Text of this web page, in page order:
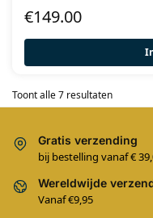
€149.00
Toont alle 7 resultaten
Gratis verzending
bij bestelling vanaf €
Wereldwijde
Vanaf €9,95